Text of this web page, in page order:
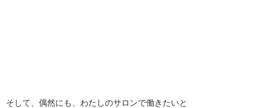
そして、偶然にも、わたしのサロンで働きたいと